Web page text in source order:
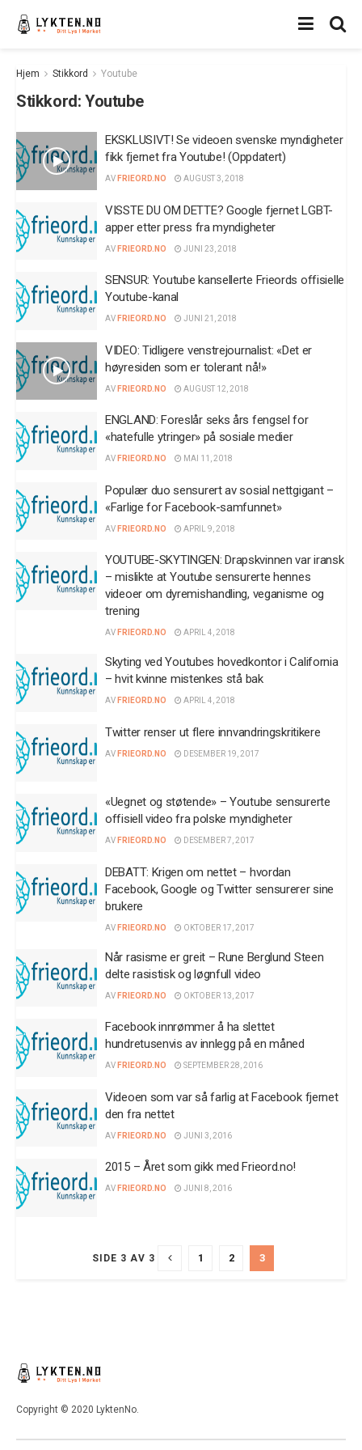
Hjem Stikkord Youtube
Stikkord: Youtube
EKSKLUSIVT! Se videoen svenske myndigheter
fikk fjernet fra Youtube! (Oppdatert)
AV FRIEORD.NO AUGUST 3, 2018
VISSTE DU OM DETTE? Google fjernet LGBT-
apper etter press fra myndigheter
AV FRIEORD.NO JUNI 23, 2018
SENSUR: Youtube kansellerte Frieords offisielle
Youtube-kanal
AV FRIEORD.NO JUNI 21, 2018
VIDEO: Tidligere venstrejournalist: «Det er
høyresiden som er tolerant nå!»
AV FRIEORD.NO AUGUST 12, 2018
ENGLAND: Foreslår seks års fengsel for
«hatefulle ytringer» på sosiale medier
AV FRIEORD.NO MAI 11, 2018
Populær duo sensurert av sosial nettgigant –
«Farlige for Facebook-samfunnet»
AV FRIEORD.NO APRIL 9, 2018
YOUTUBE-SKYTINGEN: Drapskvinnen var iransk
– mislikte at Youtube sensurerte hennes
videoer om dyremishandling, veganisme og
trening
AV FRIEORD.NO APRIL 4, 2018
Skyting ved Youtubes hovedkontor i California
– hvit kvinne mistenkes stå bak
AV FRIEORD.NO APRIL 4, 2018
Twitter renser ut flere innvandringskritikere
AV FRIEORD.NO DESEMBER 19, 2017
«Uegnet og støtende» – Youtube sensurerte
offisiell video fra polske myndigheter
AV FRIEORD.NO DESEMBER 7, 2017
DEBATT: Krigen om nettet – hvordan
Facebook, Google og Twitter sensurerer sine
brukere
AV FRIEORD.NO OKTOBER 17, 2017
Når rasisme er greit – Rune Berglund Steen
delte rasistisk og løgnfull video
AV FRIEORD.NO OKTOBER 13, 2017
Facebook innrømmer å ha slettet
hundretusenvis av innlegg på en måned
AV FRIEORD.NO SEPTEMBER 28, 2016
Videoen som var så farlig at Facebook fjernet
den fra nettet
AV FRIEORD.NO JUNI 3, 2016
2015 – Året som gikk med Frieord.no!
AV FRIEORD.NO JUNI 8, 2016
SIDE 3 AV 3 1 2 3
Copyright © 2020 LyktenNo.